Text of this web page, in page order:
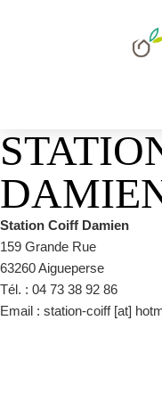
Station Coiff Damien
159 Grande Rue
63260 Aigueperse
Tél. : 04 73 38 92 86
Email : station-coiff [at]